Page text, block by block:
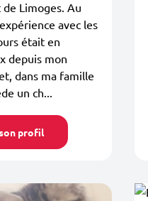
Limoges. Au
avec les
était en
depuis mon
dans ma famille
un ch...
profil